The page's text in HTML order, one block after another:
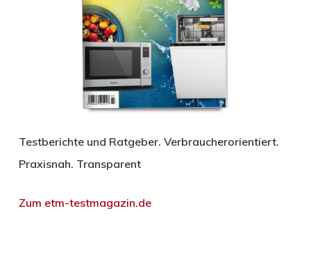
Testberichte und Ratgeber. Verbraucherorientiert.
Praxisnah. Transparent
Zum etm-testmagazin.de